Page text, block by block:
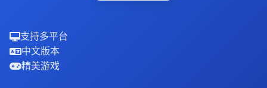
支持多平台
中文版本
精美游戏